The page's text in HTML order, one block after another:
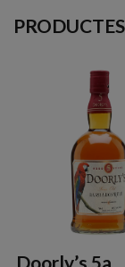
Doorly’s 5a